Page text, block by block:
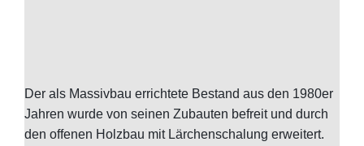
Der als Massivbau errichtete Bestand aus den 1980er
Jahren wurde von seinen Zubauten befreit und durch
den offenen Holzbau mit Lärchenschalung erweitert.